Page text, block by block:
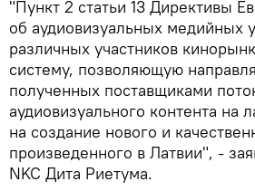
"Пункт 2 статьи 13 Директивы
об аудиовизуальных медийных
различных участников
систему, позволяющую
полученных поставщиками
аудиовизуального контента на
на создание нового и
произведенного в Латвии", -
NKC Дита Риетума.